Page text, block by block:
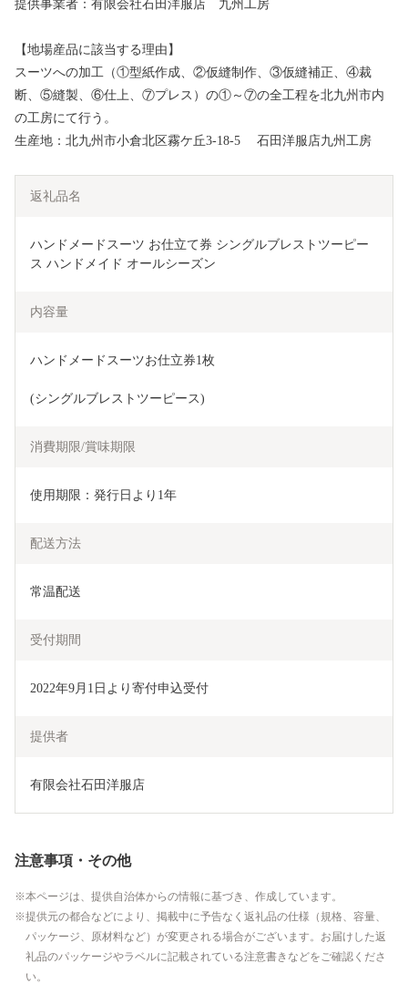
提供事業者：有限会社石田洋服店 九州工房
【地場産品に該当する理由】
スーツへの加工（①型紙作成、②仮縫制作、③仮縫補正、④裁
断、⑤縫製、⑥仕上、⑦プレス）の①～⑦の全工程を北九州市内
の工房にて行う。
生産地：北九州市小倉北区霧ケ丘3-18-5 石田洋服店九州工房
返礼品名
ハンドメードスーツ お仕立て券 シングルブレストツーピー
ス ハンドメイド オールシーズン
内容量
ハンドメードスーツお仕立券1枚
(シングルブレストツーピース)
消費期限/賞味期限
使用期限：発行日より1年
配送方法
常温配送
受付期間
2022年9月1日より寄付申込受付
提供者
有限会社石田洋服店
注意事項・その他
本ページは、提供自治体からの情報に基づき、作成しています。
提供元の都合などにより、掲載中に予告なく返礼品の仕様（規格、容量、
パッケージ、原材料など）が変更される場合がございます。お届けした返
礼品のパッケージやラベルに記載されている注意書きなどをご確認くださ
い。